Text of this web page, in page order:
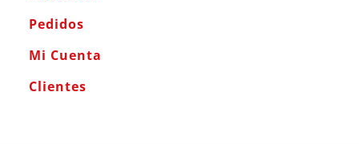
Pedidos
Mi Cuenta
Clientes